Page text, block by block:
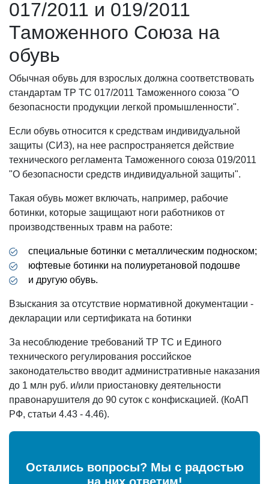
017/2011 и 019/2011
Таможенного Союза на
обувь
Обычная обувь для взрослых должна соответствовать
стандартам ТР ТС 017/2011 Таможенного союза "О
безопасности продукции легкой промышленности".
Если обувь относится к средствам индивидуальной
защиты (СИЗ), на нее распространяется действие
технического регламента Таможенного союза 019/2011
"О безопасности средств индивидуальной защиты".
Такая обувь может включать, например, рабочие
ботинки, которые защищают ноги работников от
производственных травм на работе:
специальные ботинки с металлическим подноском;
юфтевые ботинки на полиуретановой подошве
и другую обувь.
Взыскания за отсутствие нормативной документации -
декларации или сертификата на ботинки
За несоблюдение требований ТР ТС и Единого
технического регулирования российское
законодательство вводит административные наказания
до 1 млн руб. и/или приостановку деятельности
правонарушителя до 90 суток с конфискацией. (КоАП
РФ, статьи 4.43 - 4.46).
Остались вопросы? Мы с радостью